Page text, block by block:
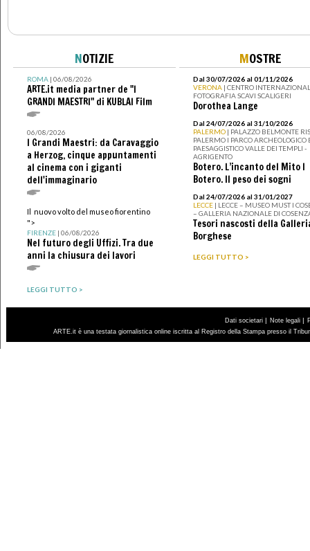
NOTIZIE
ROMA| 06/08/2026
ARTE.it media partner de "I
GRANDI MAESTRI" di KUBLAI Film
06/08/2026
I Grandi Maestri: da Caravaggio
a Herzog, cinque appuntamenti
al cinema con i giganti
dell'immaginario
Il nuovo volto del museo fiorentino
">
FIRENZE| 06/08/2026
Nel futuro degli Uffizi. Tra due
anni la chiusura dei lavori
LEGGI TUTTO >
MOSTRE
Dal 30/07/2026 al 01/11/2026
VERONA | CENTRO
FOTOGRAFIA SCAVI SCALIGERI
Dorothea Lange
Dal 24/07/2026 al 31/10/2026
PALERMO | PALAZZO BELMONTE
PALERMO I PARCO ARCHEOLOGICO
PAESAGGISTICO VALLE DEI TEMPLI -
AGRIGENTO
Botero. L’incanto del Mito I
Botero. Il peso dei sogni
Dal 24/07/2026 al 31/01/2027
LECCE | LECCE – MUSEO MUST I
– GALLERIA NAZIONALE DI
Tesori nascosti della
Borghese
LEGGI TUTTO >
Dati societari | Note legali |
ARTE.it è una testata giornalistica online iscritta al Registro della Stampa presso il